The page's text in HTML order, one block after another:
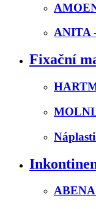
ANITA
Fixační